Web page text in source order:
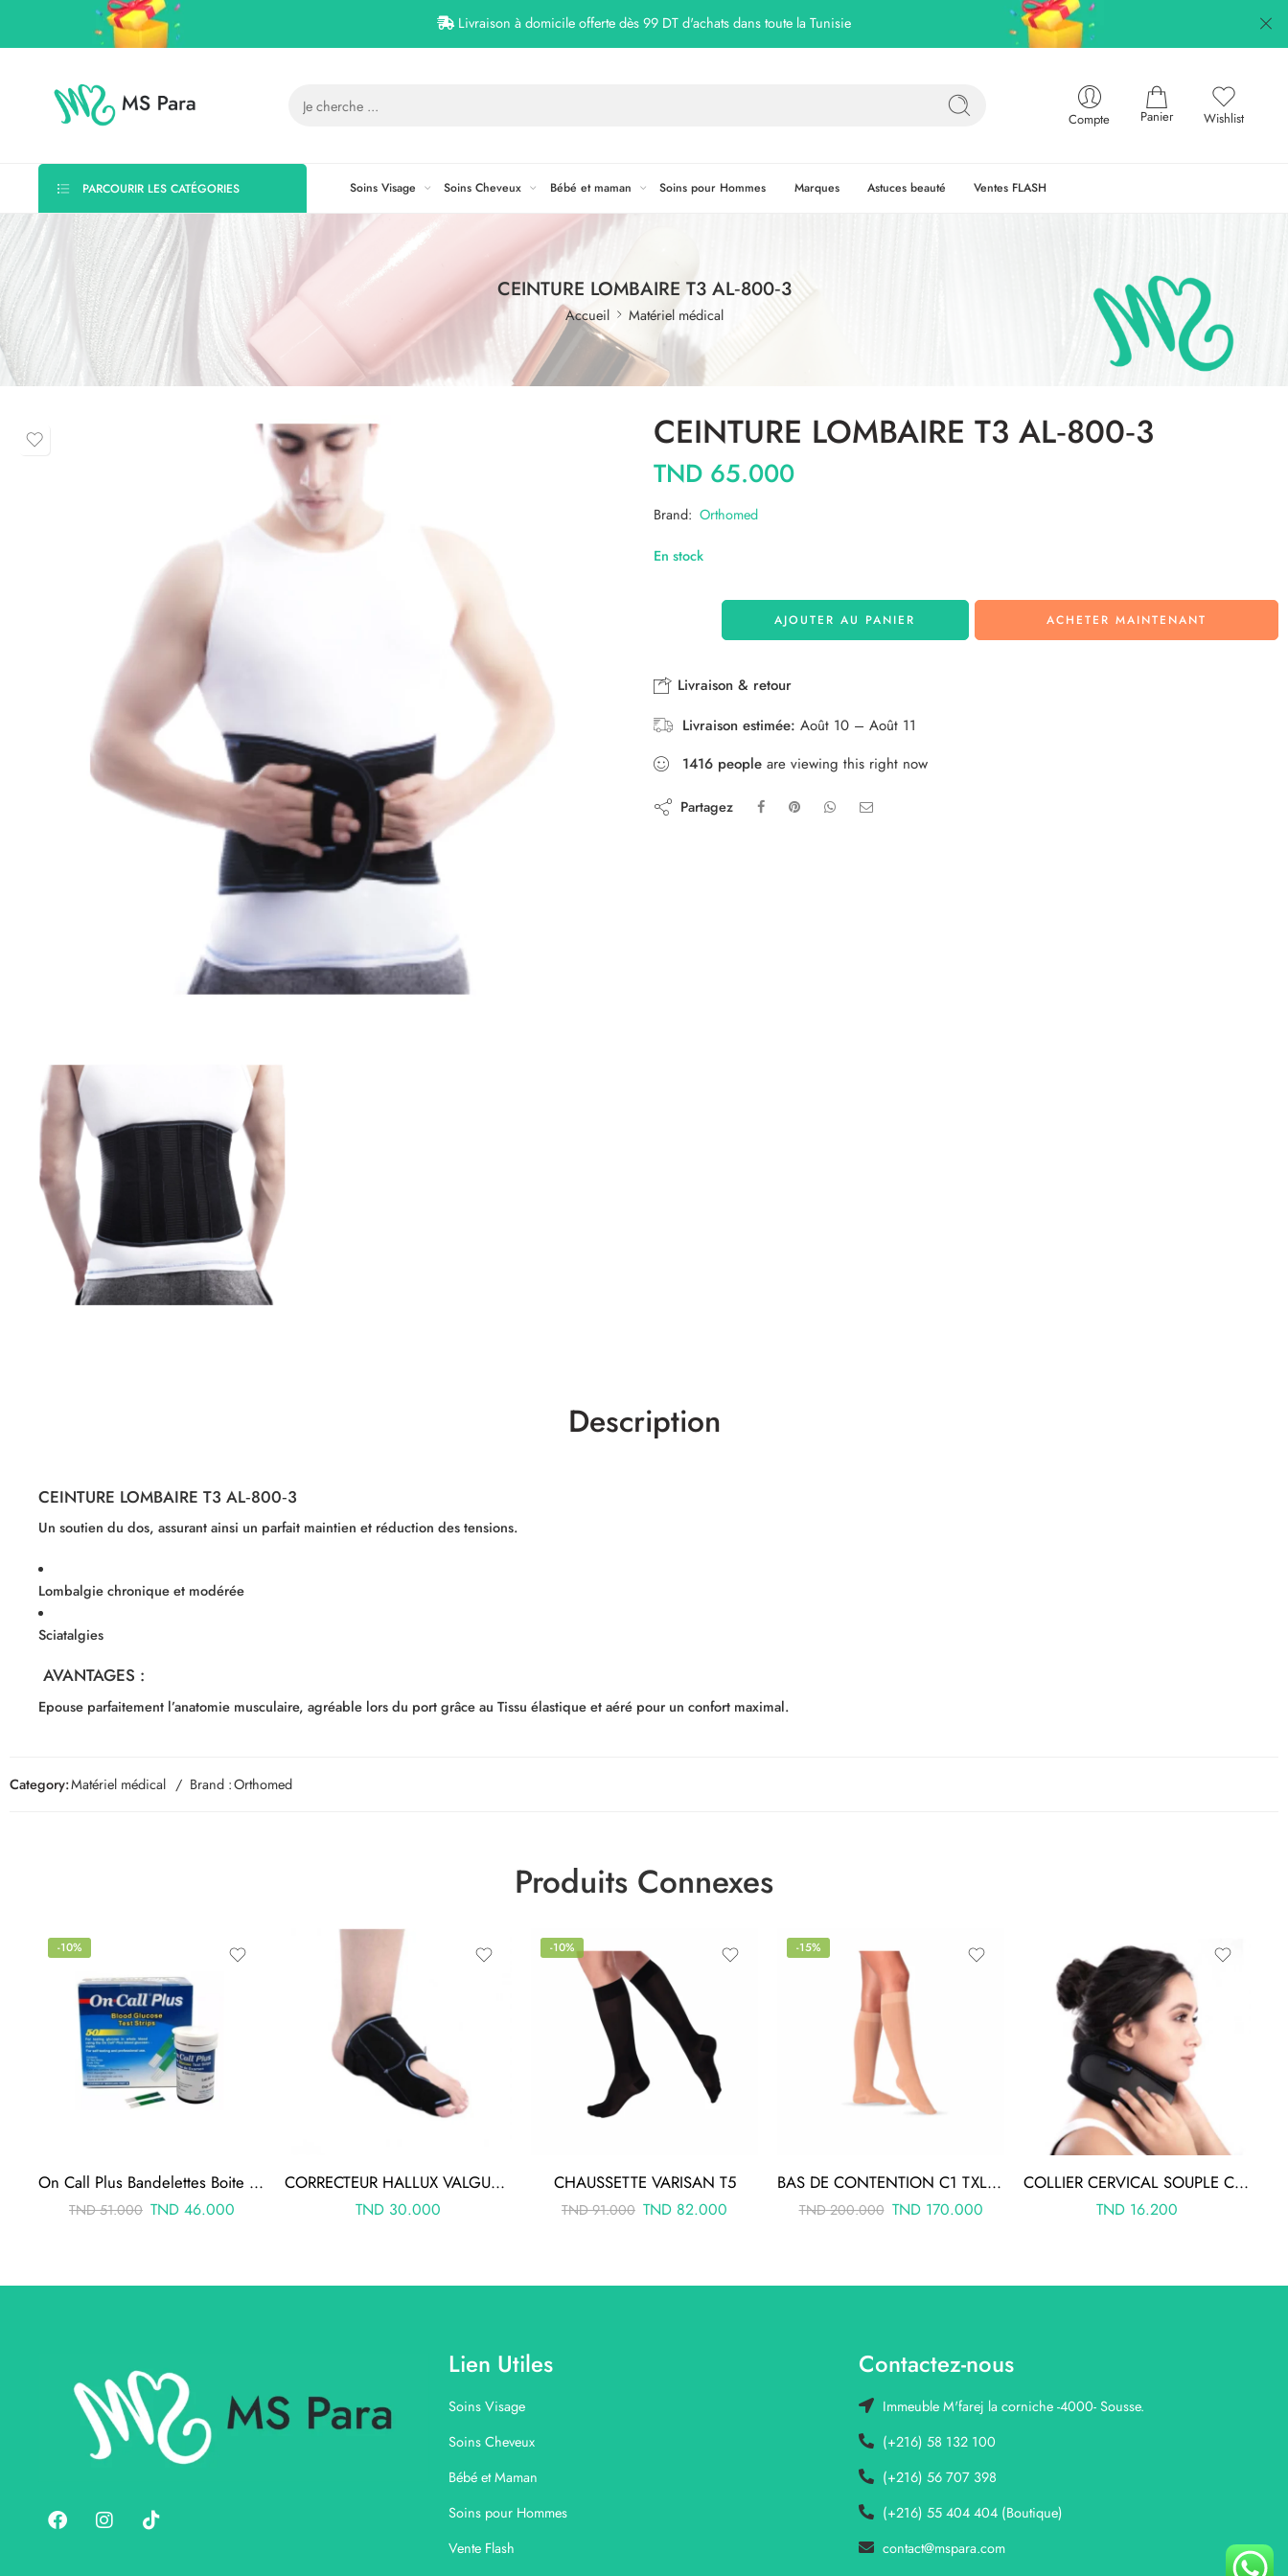
Livraison à domicile offerte dès 99 DT d'achats dans toute la Tunisie
Compte Panier Wishlist
PARCOURIR LES CATÉGORIES Soins Visage Soins Cheveux Bébé et maman Soins pour Hommes Marques Astuces beauté Ventes FLASH
CEINTURE LOMBAIRE T3 AL‐800‐3
Accueil Matériel médical
CEINTURE LOMBAIRE T3 AL‐800‐3
TND 65.000
Brand: Orthomed
En stock
AJOUTER AU PANIER ACHETER MAINTENANT
Livraison & retour
Livraison estimée: Août 10 – Août 11
1416 people are viewing this right now
Partagez
Description
CEINTURE LOMBAIRE T3 AL‐800‐3
Un soutien du dos, assurant ainsi un parfait maintien et réduction des tensions.
Lombalgie chronique et modérée
Sciatalgies
AVANTAGES :
Epouse parfaitement l’anatomie musculaire, agréable lors du port grâce au Tissu élastique et aéré pour un confort maximal.
Category:Matériel médical Brand :Orthomed
Produits Connexes
-10%
On Call Plus Bandelettes Boite De 50
TND51.000 TND 46.000
CORRECTEUR HALLUX VALGUS GAUCHE AC-2401-G
TND 30.000
-10%
CHAUSSETTE VARISAN T5
TND91.000 TND 82.000
-15%
BAS DE CONTENTION C1 TXL COTON PIED FERME
TND200.000 TND170.000
COLLIER CERVICAL SOUPLE C1 T2 C1-1001-2
TND 16.200
Lien Utiles
Soins Visage
Soins Cheveux
Bébé et Maman
Soins pour Hommes
Vente Flash
Contactez-nous
Immeuble M'farej la corniche -4000- Sousse.
(+216) 58 132 100
(+216) 56 707 398
(+216) 55 404 404 (Boutique)
contact@mspara.com